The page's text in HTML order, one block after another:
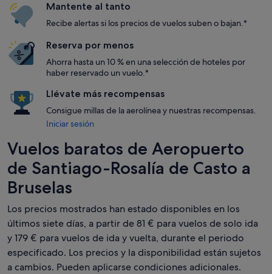
Mantente al tanto
Recibe alertas si los precios de vuelos suben o bajan.*
Reserva por menos
Ahorra hasta un 10 % en una selección de hoteles por
haber reservado un vuelo.*
Llévate más recompensas
Consigue millas de la aerolínea y nuestras recompensas.
Iniciar sesión
Vuelos baratos de Aeropuerto
de Santiago-Rosalía de Casto a
Bruselas
Los precios mostrados han estado disponibles en los
últimos siete días, a partir de 81 € para vuelos de solo ida
y 179 € para vuelos de ida y vuelta, durante el periodo
especificado. Los precios y la disponibilidad están sujetos
a cambios. Pueden aplicarse condiciones adicionales.